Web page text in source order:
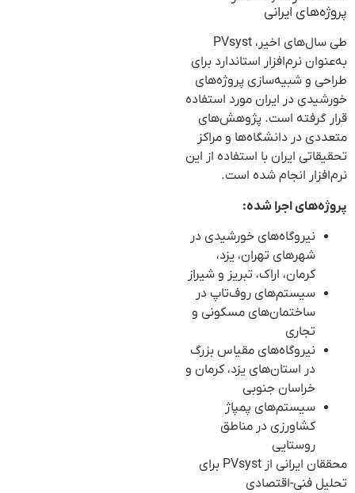
پروژه‌های ایرانی
طی سال‌های اخیر، PVsyst
به‌عنوان نرم‌افزار استاندارد برای
طراحی و شبیه‌سازی پروژه‌های
خورشیدی در ایران مورد استفاده
قرار گرفته است. پژوهش‌های
متعددی در دانشگاه‌ها و مراکز
تحقیقاتی ایران با استفاده از این
نرم‌افزار انجام شده است.
پروژه‌های اجرا شده:
نیروگاه‌های خورشیدی در
شهرهای تهران، یزد،
کرمان، اراک، تبریز و شیراز
سیستم‌های روف‌تاپ در
ساختمان‌های مسکونی و
تجاری
نیروگاه‌های مقیاس بزرگ
در استان‌های یزد، کرمان و
خراسان جنوبی
سیستم‌های پمپاژ
کشاورزی در مناطق
روستایی
محققان ایرانی از PVsyst برای
تحلیل فنی-اقتصادی